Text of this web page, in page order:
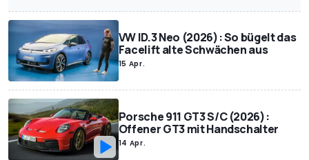
VW ID.3 Neo (2026): So bügelt das
Facelift alte Schwächen aus
15 Apr.
Porsche 911 GT3 S/C (2026):
Offener GT3 mit Handschalter
14 Apr.